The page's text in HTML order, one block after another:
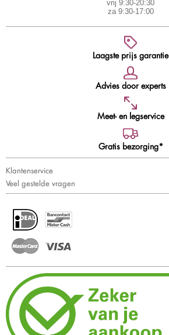
vrij 9:30-20:30
za 9:30-17:00
Laagste prijs garantie
Advies door experts
Meet- en legservice
Gratis bezorging*
Klantenservice
Veel gestelde vragen